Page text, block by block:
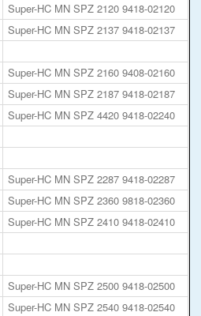
Super-HC MN SPZ 2120 9418-02120
Super-HC MN SPZ 2137 9418-02137
Super-HC MN SPZ 2160 9408-02160
Super-HC MN SPZ 2187 9418-02187
Super-HC MN SPZ 4420 9418-02240
Super-HC MN SPZ 2287 9418-02287
Super-HC MN SPZ 2360 9818-02360
Super-HC MN SPZ 2410 9418-02410
Super-HC MN SPZ 2500 9418-02500
Super-HC MN SPZ 2540 9418-02540